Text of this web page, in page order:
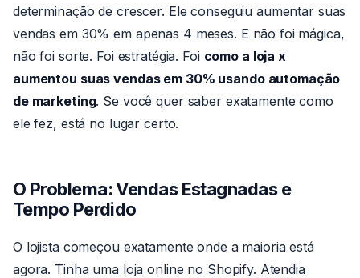
Paulo
determinação de crescer. Ele conseguiu aumentar suas
vendas em 30% em apenas 4 meses. E não foi mágica,
não foi sorte. Foi estratégia. Foi como a loja x
aumentou suas vendas em 30% usando automação
de marketing. Se você quer saber exatamente como
ele fez, está no lugar certo.
O Problema: Vendas Estagnadas e
Tempo Perdido
O lojista começou exatamente onde a maioria está
agora. Tinha uma loja online no Shopify. Atendia